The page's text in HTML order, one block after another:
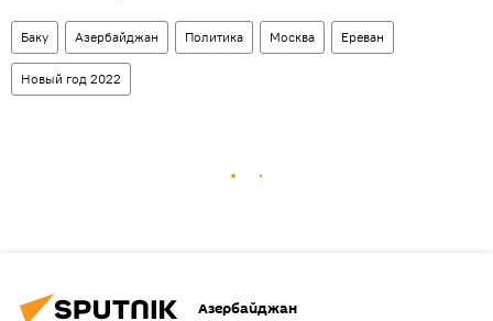
Баку Азербайджан Политика Москва Ереван
Новый год 2022
Азербайджан